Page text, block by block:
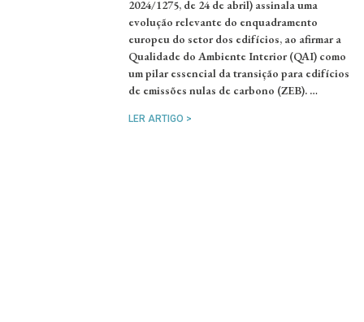
2024/1275, de 24 de abril) assinala uma
evolução relevante do enquadramento
europeu do setor dos edifícios, ao afirmar a
Qualidade do Ambiente Interior (QAI) como
um pilar essencial da transição para edifícios
de emissões nulas de carbono (ZEB). …
LER ARTIGO >